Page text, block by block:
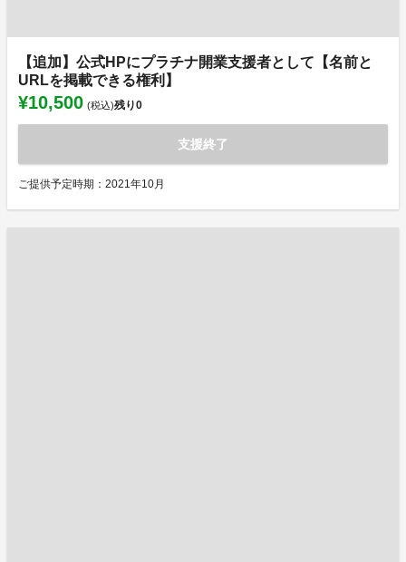
【追加】公式HPにプラチナ開業支援者として【名前と
URLを掲載できる権利】
¥10,500 (税込)残り0
支援終了
ご提供予定時期：2021年10月